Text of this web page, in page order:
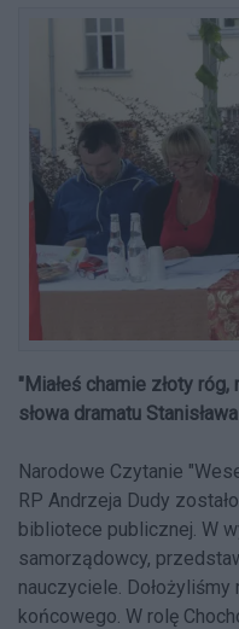
"Miałeś chamie złoty
słowa dramatu
Narodowe Czytanie
RP Andrzeja Dudy
bibliotece publicznej. W
samorządowcy,
nauczyciele.
końcowego. W rolę